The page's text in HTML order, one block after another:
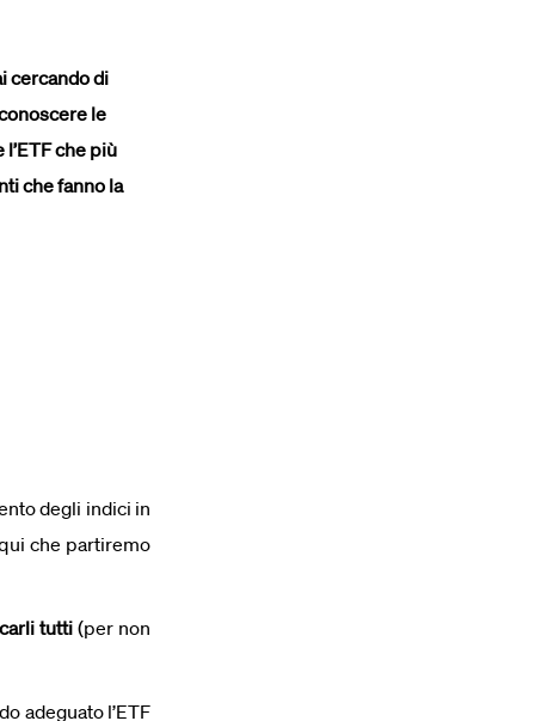
cercando di
le
che più
che fanno la
degli indici in
che partiremo
tutti (per non
adeguato l’ETF